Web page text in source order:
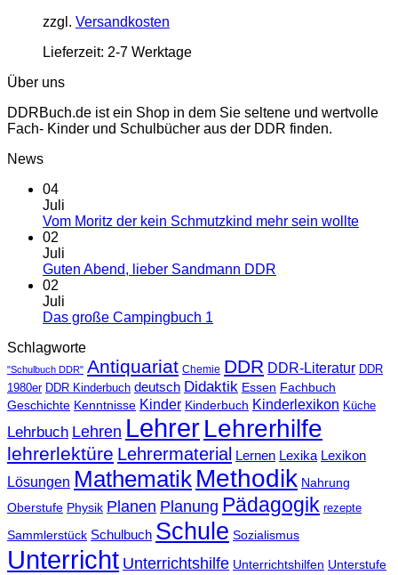
zzgl. Versandkosten
Lieferzeit: 2-7 Werktage
Über uns
DDRBuch.de ist ein Shop in dem Sie seltene und wertvolle
Fach- Kinder und Schulbücher aus der DDR finden.
News
04
Juli
Vom Moritz der kein Schmutzkind mehr sein wollte
02
Juli
Guten Abend, lieber Sandmann DDR
02
Juli
Das große Campingbuch 1
Schlagworte
"Schulbuch DDR" Antiquariat Chemie DDR DDR-Literatur DDR
1980er DDR Kinderbuch deutsch Didaktik Essen Fachbuch
Geschichte Kenntnisse Kinder Kinderbuch Kinderlexikon Küche
Lehrbuch Lehren LehrerLehrerhilfe
lehrerlektüre Lehrermaterial Lernen Lexika Lexikon
Lösungen Mathematik Methodik Nahrung
Oberstufe Physik Planen Planung Pädagogik rezepte
Sammlerstück Schulbuch Schule Sozialismus
Unterricht Unterrichtshilfe Unterrichtshilfen Unterstufe